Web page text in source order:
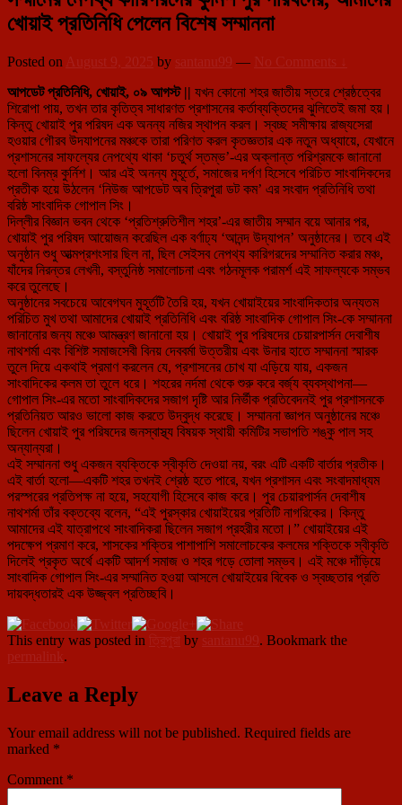
খোয়াই প্রতিনিধি পেলেন বিশেষ সম্মাননা
Posted on August 9, 2025 by santanu99 — No Comments ↓
আপডেট প্রতিনিধি, খোয়াই, ০৯ আগস্ট || যখন কোনো শহর জাতীয় স্তরে শ্রেষ্ঠত্বের
শিরোপা পায়, তখন তার কৃতিত্ব সাধারণত প্রশাসনের কর্তাব্যক্তিদের ঝুলিতেই জমা হয়।
কিন্তু খোয়াই পুর পরিষদ এক অনন্য নজির স্থাপন করল। স্বচ্ছ সমীক্ষায় রাজ্যসেরা
হওয়ার গৌরব উদযাপনের মঞ্চকে তারা পরিণত করল কৃতজ্ঞতার এক নতুন অধ্যায়ে, যেখানে
প্রশাসনের সাফল্যের নেপথ্যে থাকা ‘চতুর্থ স্তম্ভ’-এর অক্লান্ত পরিশ্রমকে জানানো
হলো বিনম্র কুর্নিশ। আর এই অনন্য মুহূর্তে, সমাজের দর্পণ হিসেবে পরিচিত সাংবাদিকদের
প্রতীক হয়ে উঠলেন ‘নিউজ আপডেট অব ত্রিপুরা ডট কম’ এর সংবাদ প্রতিনিধি তথা
বরিষ্ঠ সাংবাদিক গোপাল সিং।
দিল্লীর বিজ্ঞান ভবন থেকে ‘প্রতিশ্রুতিশীল শহর’-এর জাতীয় সম্মান বয়ে আনার পর,
খোয়াই পুর পরিষদ আয়োজন করেছিল এক বর্ণাঢ্য ‘আনন্দ উদ্যাপন’ অনুষ্ঠানের। তবে এই
অনুষ্ঠান শুধু আত্মপ্রশংসার ছিল না, ছিল সেইসব নেপথ্য কারিগরদের সম্মানিত করার মঞ্চ,
যাঁদের নিরন্তর লেখনী, বস্তুনিষ্ঠ সমালোচনা এবং গঠনমূলক পরামর্শ এই সাফল্যকে সম্ভব
করে তুলেছে।
অনুষ্ঠানের সবচেয়ে আবেগঘন মুহূর্তটি তৈরি হয়, যখন খোয়াইয়ের সাংবাদিকতার অন্যতম
পরিচিত মুখ তথা আমাদের খোয়াই প্রতিনিধি এবং বরিষ্ঠ সাংবাদিক গোপাল সিং-কে সম্মাননা
জানানোর জন্য মঞ্চে আমন্ত্রণ জানানো হয়। খোয়াই পুর পরিষদের চেয়ারপার্সন দেবাশীষ
নাথশর্মা এবং বিশিষ্ট সমাজসেবী বিনয় দেববর্মা উত্তরীয় এবং উনার হাতে সম্মাননা স্মারক
তুলে দিয়ে একথাই প্রমাণ করলেন যে, প্রশাসনের চোখ যা এড়িয়ে যায়, একজন
সাংবাদিকের কলম তা তুলে ধরে। শহরের নর্দমা থেকে শুরু করে বর্জ্য ব্যবস্থাপনা—
গোপাল সিং-এর মতো সাংবাদিকদের সজাগ দৃষ্টি আর নির্ভীক প্রতিবেদনই পুর প্রশাসনকে
প্রতিনিয়ত আরও ভালো কাজ করতে উদ্বুদ্ধ করেছে। সম্মাননা জ্ঞাপন অনুষ্ঠানের মঞ্চে
ছিলেন খোয়াই পুর পরিষদের জনস্বাস্থ্য বিষয়ক স্থায়ী কমিটির সভাপতি শঙ্কু পাল সহ
অন্যান্যরা।
এই সম্মাননা শুধু একজন ব্যক্তিকে স্বীকৃতি দেওয়া নয়, বরং এটি একটি বার্তার প্রতীক।
এই বার্তা হলো—একটি শহর তখনই শ্রেষ্ঠ হতে পারে, যখন প্রশাসন এবং সংবাদমাধ্যম
পরস্পরের প্রতিপক্ষ না হয়ে, সহযোগী হিসেবে কাজ করে। পুর চেয়ারপার্সন দেবাশীষ
নাথশর্মা তাঁর বক্তব্যে বলেন, “এই পুরস্কার খোয়াইয়ের প্রতিটি নাগরিকের। কিন্তু
আমাদের এই যাত্রাপথে সাংবাদিকরা ছিলেন সজাগ প্রহরীর মতো।” খোয়াইয়ের এই
পদক্ষেপ প্রমাণ করে, শাসকের শক্তির পাশাপাশি সমালোচকের কলমের শক্তিকে স্বীকৃতি
দিলেই প্রকৃত অর্থে একটি আদর্শ সমাজ ও শহর গড়ে তোলা সম্ভব। এই মঞ্চে দাঁড়িয়ে
সাংবাদিক গোপাল সিং-এর সম্মানিত হওয়া আসলে খোয়াইয়ের বিবেক ও স্বচ্ছতার প্রতি
দায়বদ্ধতারই এক উজ্জ্বল প্রতিচ্ছবি।
This entry was posted in ত্রিপুরা by santanu99. Bookmark the
permalink.
Leave a Reply
Your email address will not be published. Required fields are
marked *
Comment *